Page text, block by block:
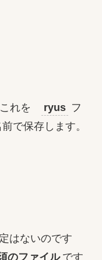
これを ryus フ
で保存します。
はないのです
のファイル です